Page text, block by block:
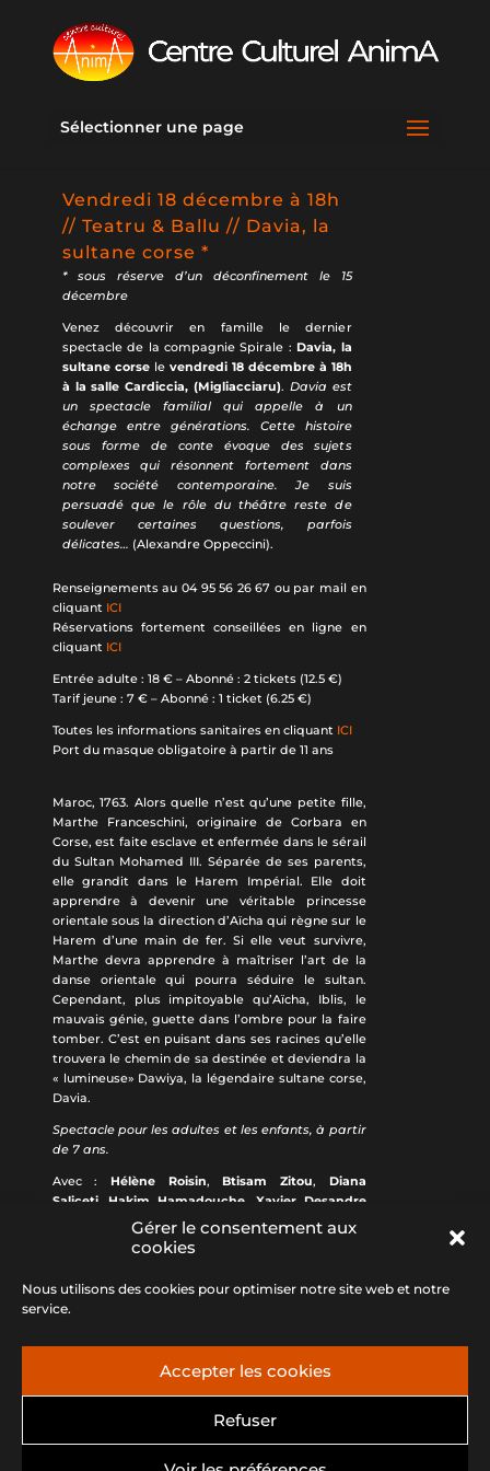
Gérer le consentement aux
cookies
Nous utilisons des cookies pour optimiser notre site web et notre
service.
Accepter les cookies
Refuser
Sélectionner une page
Vendredi 18 décembre à 18h
// Teatru & Ballu // Davia, la
sultane corse *
* sous réserve d’un déconfinement le 15
décembre
Venez découvrir en famille le dernier
spectacle de la compagnie Spirale : Davia, la
sultane corsele vendredi 18 décembre à 18h
à la salle Cardiccia, (Migliacciaru). Davia est
un spectacle familial qui appelle à un
échange entre générations. Cette histoire
sous forme de conte évoque des sujets
complexes qui résonnent fortement dans
notre société contemporaine. Je suis
persuadé que le rôle du théâtre reste de
soulever certaines questions, parfois
délicates… (Alexandre Oppeccini).
Renseignements au 04 95 56 26 67 ou par mail en
cliquant ICI
Réservations fortement conseillées en ligne en
cliquant ICI
Entrée adulte : 18 € – Abonné : 2 tickets (12.5 €)
Tarif jeune : 7 € – Abonné : 1 ticket (6.25 €)
Toutes les informations sanitaires en cliquant ICI
Port du masque obligatoire à partir de 11 ans
Maroc, 1763. Alors quelle n’est qu’une petite fille,
Marthe Franceschini, originaire de Corbara en
Corse, est faite esclave et enfermée dans le sérail
du Sultan Mohamed III. Séparée de ses parents,
elle grandit dans le Harem Impérial. Elle doit
apprendre à devenir une véritable princesse
orientale sous la direction d’Aïcha qui règne sur le
Harem d’une main de fer. Si elle veut survivre,
Marthe devra apprendre à maîtriser l’art de la
danse orientale qui pourra séduire le sultan.
Cependant, plus impitoyable qu’Aïcha, Iblis, le
mauvais génie, guette dans l’ombre pour la faire
tomber. C’est en puisant dans ses racines qu’elle
trouvera le chemin de sa destinée et deviendra la
« lumineuse» Dawiya, la légendaire sultane corse,
Davia.
Spectacle pour les adultes et les enfants, à partir
de 7 ans.
Avec : Hélène Roisin, Btisam Zitou,
Diana
Saliceti, Hakim Hamadouche
Xavier Desandre
Texte et mise en scène :